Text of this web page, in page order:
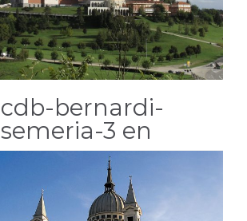
cdb-bernardi-
semeria-3 en